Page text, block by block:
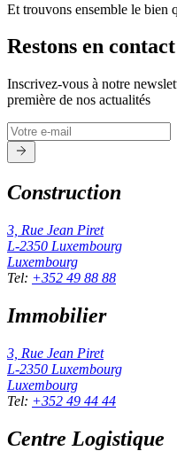
Et trouvons ensemble le bien
Restons en contact
Inscrivez-vous à notre
première de nos actualités
Construction
3, Rue Jean Piret
L-2350 Luxembourg
Luxembourg
Tel: +352 49 88 88
Immobilier
3, Rue Jean Piret
L-2350 Luxembourg
Luxembourg
Tel: +352 49 44 44
Centre Logistique